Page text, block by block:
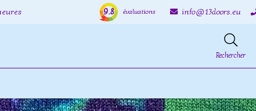
9.8 évaluations info@13doors.eu
Rechercher